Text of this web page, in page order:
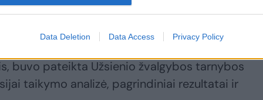
Data Deletion Data Access Privacy Policy
padidinti. Ukrainos lyderis paskelbė, kad
partneriais.
buvo pateikta Užsienio žvalgybos tarnybos
taikymo analizė, pagrindiniai rezultatai ir